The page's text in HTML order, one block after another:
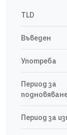
TLD
Въведен
Употреба
Период за
Период за